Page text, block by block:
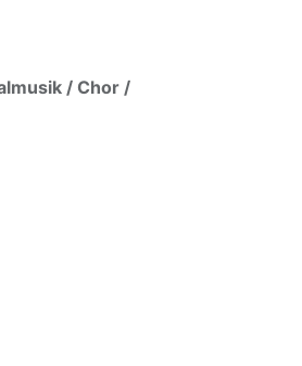
/ Chor /